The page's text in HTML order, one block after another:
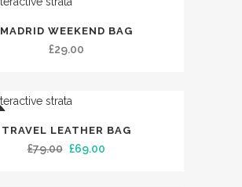
MADRID WEEKEND BAG
£29.00
TRAVEL LEATHER BAG
£79.00 £69.00